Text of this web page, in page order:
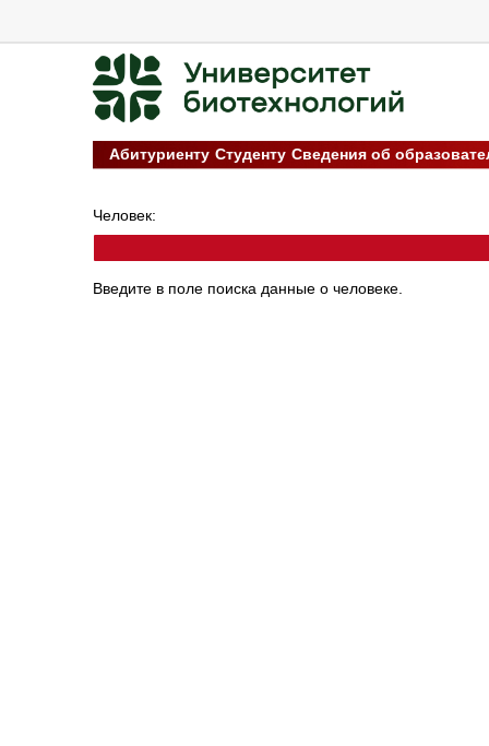
Абитуриенту Студенту Сведения об
Введите в поле поиска данные о человеке.